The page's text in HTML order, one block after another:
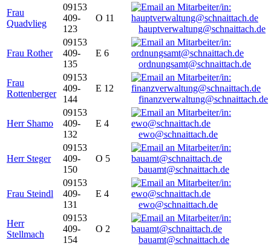
Frau
Quadvlieg
09153
409-
123
O 11
hauptverwaltung@schnaittach.de
Frau Rother
09153
409-
135
E 6
ordnungsamt@schnaittach.de
Frau
Rottenberger
09153
409-
144
E 12
finanzverwaltung@schnaittach.de
Herr Shamo
09153
409-
132
E 4
ewo@schnaittach.de
Herr Steger
09153
409-
150
O 5
bauamt@schnaittach.de
Frau Steindl
09153
409-
131
E 4
ewo@schnaittach.de
Herr
Stellmach
09153
409-
154
O 2
bauamt@schnaittach.de